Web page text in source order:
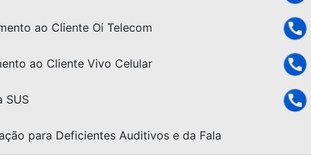
ao Cliente Oi Telecom
ao Cliente Vivo Celular
SUS
para Deficientes Auditivos e da Fala